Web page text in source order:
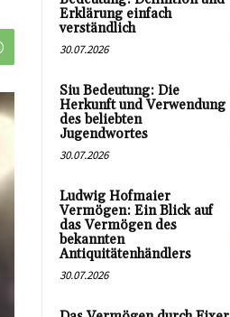
Erklärung einfach
verständlich
30.07.2026
Siu Bedeutung: Die
Herkunft und Verwendung
des beliebten
Jugendwortes
30.07.2026
Ludwig Hofmaier
Vermögen: Ein Blick auf
das Vermögen des
bekannten
Antiquitätenhändlers
30.07.2026